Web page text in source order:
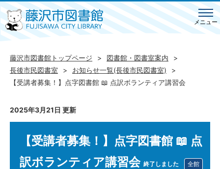
メニュー
藤沢市図書館トップページ
図書館・図書室案内
長後市民図書室
お知らせ一覧(長後市民図書室)
【受講者募集！】点字図書館 📖 点訳ボランティア講習会
2025年3月21日 更新
【受講者募集！】点字図書館 📖 点
訳ボランティア講習会 終了しました 全館